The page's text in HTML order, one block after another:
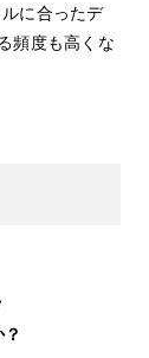
に合ったデ
頻度も高くな